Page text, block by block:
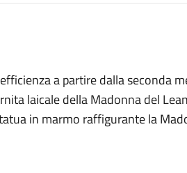
a partire dalla seconda
laicale della Madonna del
in marmo raffigurante la